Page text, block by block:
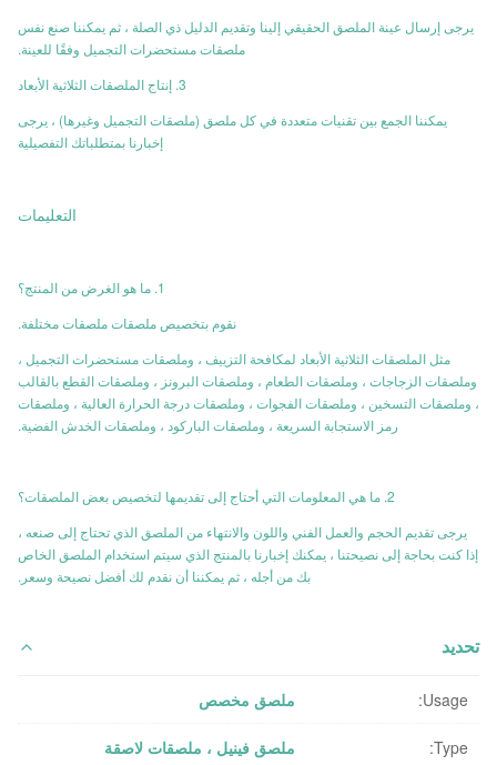
يرجى إرسال عينة الملصق الحقيقي إلينا وتقديم الدليل ذي الصلة ، ثم يمكننا صنع نفس
ملصقات مستحضرات التجميل وفقًا للعينة.
3. إنتاج الملصقات الثلاثية الأبعاد
يمكننا الجمع بين تقنيات متعددة في كل ملصق (ملصقات التجميل وغيرها) ، يرجى
إخبارنا بمتطلباتك التفصيلية
التعليمات
1. ما هو الغرض من المنتج؟
نقوم بتخصيص ملصقات ملصقات مختلفة.
مثل الملصقات الثلاثية الأبعاد لمكافحة التزييف ، وملصقات مستحضرات التجميل ،
وملصقات الزجاجات ، وملصقات الطعام ، وملصقات البرونز ، وملصقات القطع بالقالب
، وملصقات التسخين ، وملصقات الفجوات ، وملصقات درجة الحرارة العالية ، وملصقات
رمز الاستجابة السريعة ، وملصقات الباركود ، وملصقات الخدش الفضية.
2. ما هي المعلومات التي أحتاج إلى تقديمها لتخصيص بعض الملصقات؟
يرجى تقديم الحجم والعمل الفني واللون والانتهاء من الملصق الذي تحتاج إلى صنعه ،
إذا كنت بحاجة إلى نصيحتنا ، يمكنك إخبارنا بالمنتج الذي سيتم استخدام الملصق الخاص
بك من أجله ، ثم يمكننا أن نقدم لك أفضل نصيحة وسعر.
تحديد
Usage: ملصق مخصص
Type: ملصق فينيل ، ملصقات لاصقة